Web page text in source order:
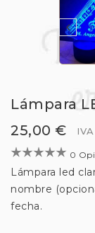

Lámpara
25,00 €
0
Lámpara led
nombre
fecha.